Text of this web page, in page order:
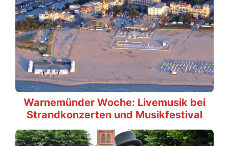
Warnemünder Woche: Livemusik bei
Strandkonzerten und Musikfestival